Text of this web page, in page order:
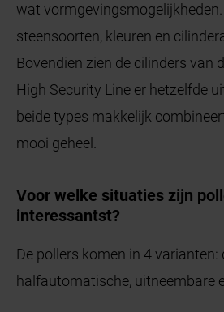
wat
steensoorten, kleuren en
Bovendien zien de cilinders van
High Security Line er hetzelfde
beide types makkelijk
mooi geheel.
Voor welke situaties zijn
interessantst?
De pollers komen in 4
halfautomatische, uitneembare